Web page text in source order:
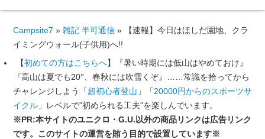
Campsite7 » 雑記 半可通信» 【速報】今日はほしだ園地、クラ
イミングウォール(子供用)へ!!
【初めての方はこちらへ】『暑い時期には低山はやめておけ』
『高山は夏でも20°、春秋には吹雪くぞ』……常識を拾ってから
チャレンジしよう「超初心者登山 」「20000円からのスポーツサ
イクル」レベルで"初められる工夫"を楽しんでいます。
※PR:本サイトのユニクロ・G.U.以外の商品リンクは広告リンク
です。このサイトの運営を賄う目的で設置しています※